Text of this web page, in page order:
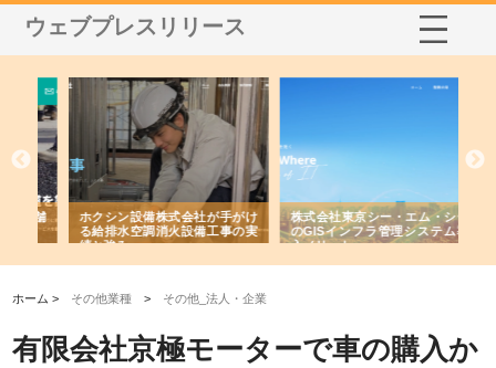
ウェブプレスリリース
ホクシン設備株式会社が手がけ
る給排水空調消火設備工事の実
績と強み
株式会社東京シー・エム・シー
のGISインフラ管理システム導
入メリット
ホーム > その他業種 > その他_法人・企業
有限会社京極モーターで車の購入か